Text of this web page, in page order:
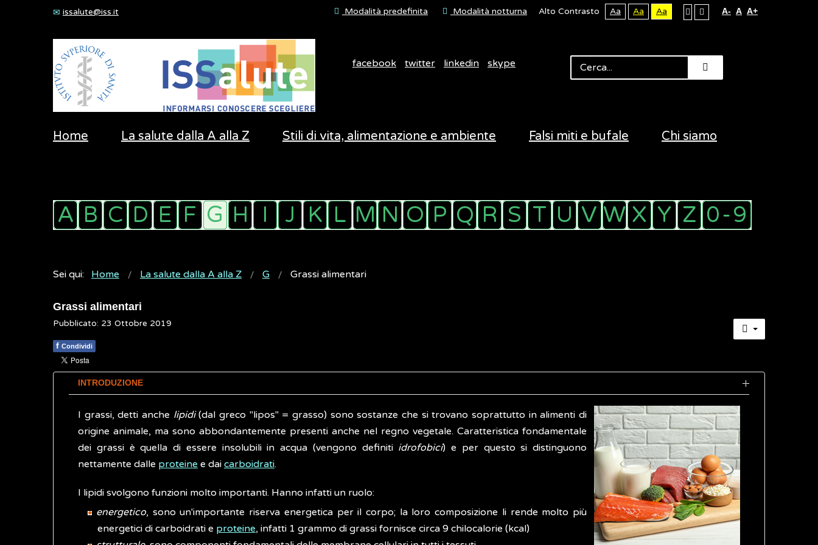
issalute@iss.it Modalità predefinita Modalità notturna Alto Contrasto Aa Aa Aa A- A A+
facebook twitter linkedin skype
Home La salute dalla A alla Z Stili di vita, alimentazione e ambiente Falsi miti e bufale Chi siamo
Sei qui: Home La salute dalla A alla Z G Grassi alimentari
Grassi alimentari
Pubblicato: 23 Ottobre 2019
f Condividi
INTRODUZIONE
I grassi, detti anche lipidi(dal greco "lipos" = grasso) sono sostanze che si trovano soprattutto in alimenti di
origine animale, ma sono abbondantemente presenti anche nel regno vegetale. Caratteristica fondamentale
dei grassi è quella di essere insolubili in acqua (vengono definiti idrofobici) e per questo si distinguono
nettamente dalle proteine e dai carboidrati.
I lipidi svolgono funzioni molto importanti. Hanno infatti un ruolo:
energetico, sono un'importante riserva energetica per il corpo; la loro composizione li rende molto più
energetici di carboidrati e proteine, infatti 1 grammo di grassi fornisce circa 9 chilocalorie (kcal)